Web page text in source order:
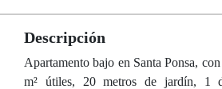
Descripción
Apartamento bajo en Santa Ponsa,
m² útiles, 20 metros de jardín, 1